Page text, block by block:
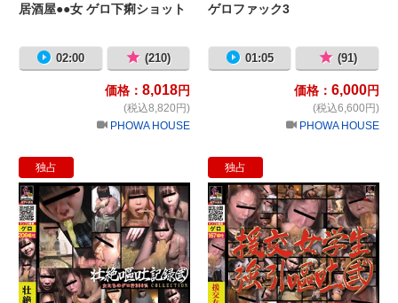
居酒屋●●女 ゲロ下痢ショット
02:00 (210)
価格： 8,018円
(税込8,820円)
PHOWA HOUSE
ゲロファック3
01:05 (91)
価格： 6,000円
(税込6,600円)
PHOWA HOUSE
独占
壮絶嘔吐記録 弐
独占
援